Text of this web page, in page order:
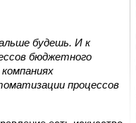
будешь. И к
бюджетного
процессов